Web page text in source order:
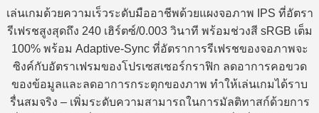
เล่นเกมด้วยความเร็วระดับมืออาชีพด้วยแผงจอภาพ IPS ที่อัตรา
รีเฟรชสูงสุดถึง 240 เฮิร์ตซ์/0.003 วินาที พร้อมช่วงสี sRGB เต็ม
100% พร้อม Adaptive-Sync ที่อัตราการรีเฟรชของจอภาพจะ
ซิงค์กับอัตราเฟรมของโปรเซสเซอร์กราฟิก ลดอาการคอขวด
ของข้อมูลและลดอาการกระตุกของภาพ ทำให้เล่นเกมได้ราบ
รื่นสมจริง – เพิ่มระดับความสามารถในการมัลติทาสก์ด้วยการ